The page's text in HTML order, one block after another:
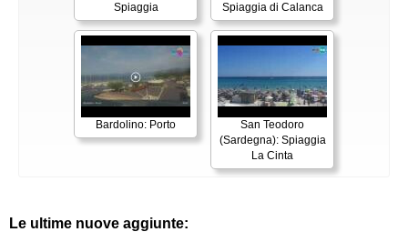
Spiaggia
Spiaggia di Calanca
Bardolino: Porto
San Teodoro
(Sardegna): Spiaggia
La Cinta
Le ultime nuove aggiunte: